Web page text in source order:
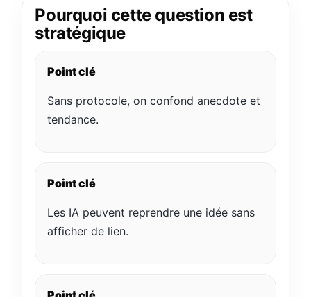
Pourquoi cette question est
stratégique
Point clé
Sans protocole, on confond anecdote et
tendance.
Point clé
Les IA peuvent reprendre une idée sans
afficher de lien.